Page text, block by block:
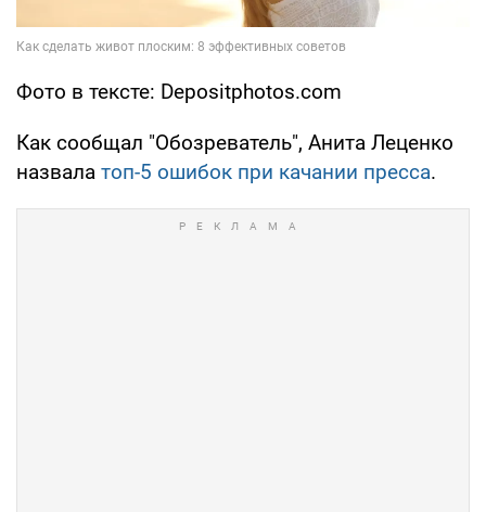
Фото в тексте: Depositphotos.com
Как сообщал "Обозреватель", Анита Леценко
назвала топ-5 ошибок при качании пресса.